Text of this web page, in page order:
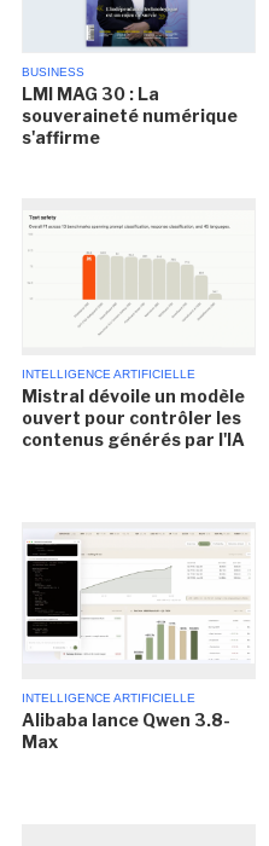
BUSINESS
LMI MAG 30 : La
souveraineté numérique
s'affirme
INTELLIGENCE ARTIFICIELLE
Mistral dévoile un modèle
ouvert pour contrôler les
contenus générés par l'IA
INTELLIGENCE ARTIFICIELLE
Alibaba lance Qwen 3.8-
Max